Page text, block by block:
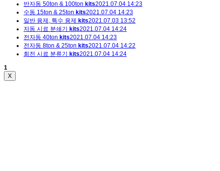
반자동 50ton & 100ton kits2021.07.04 14:23
수동 15ton & 25ton kits2021.07.04 14:23
일반 융제, 특수 융제
kits2021.07.03 13:52
자동 시료 분쇄기
kits2021.07.04 14:24
전자동 40ton kits2021.07.04 14:23
전자동 8ton & 25ton kits2021.07.04 14:22
회전 시료 분류기
kits2021.07.04 14:24
1
X